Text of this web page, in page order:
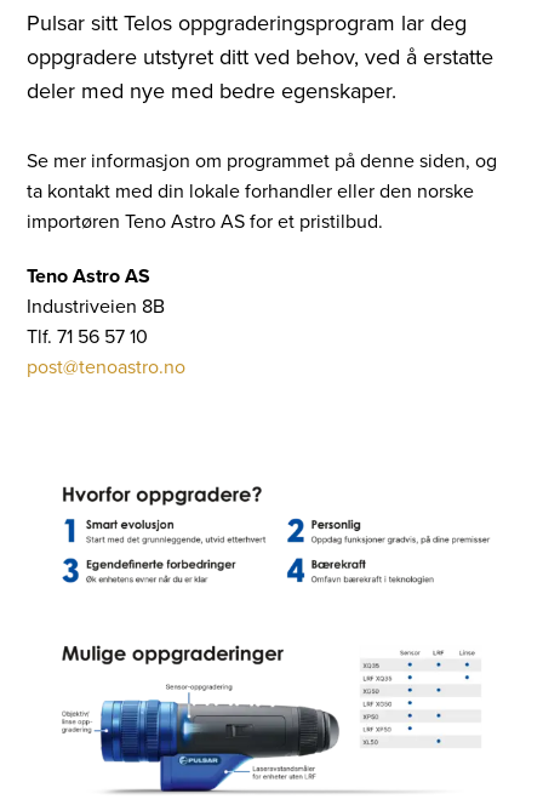
Pulsar sitt Telos oppgraderingsprogram lar deg
oppgradere utstyret ditt ved behov, ved å erstatte
deler med nye med bedre egenskaper.
Se mer informasjon om programmet på denne siden, og
ta kontakt med din lokale forhandler eller den norske
importøren Teno Astro AS for et pristilbud.
Teno Astro AS
Industriveien 8B
Tlf. 71 56 57 10
post@tenoastro.no